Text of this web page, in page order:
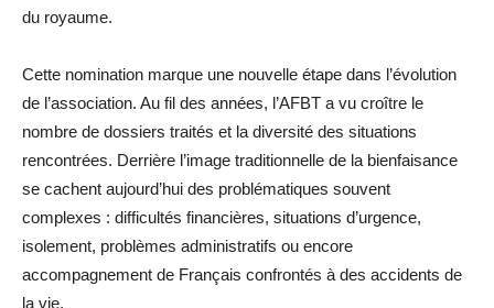
du royaume.
Cette nomination marque une nouvelle étape dans l’évolution
de l’association. Au fil des années, l’AFBT a vu croître le
nombre de dossiers traités et la diversité des situations
rencontrées. Derrière l’image traditionnelle de la bienfaisance
se cachent aujourd’hui des problématiques souvent
complexes : difficultés financières, situations d’urgence,
isolement, problèmes administratifs ou encore
accompagnement de Français confrontés à des accidents de
la vie.